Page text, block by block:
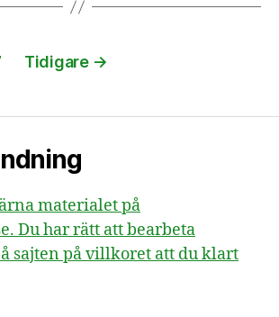
Tidigare →
materialet på
Du har rätt att bearbeta
sajten på villkoret att du klart